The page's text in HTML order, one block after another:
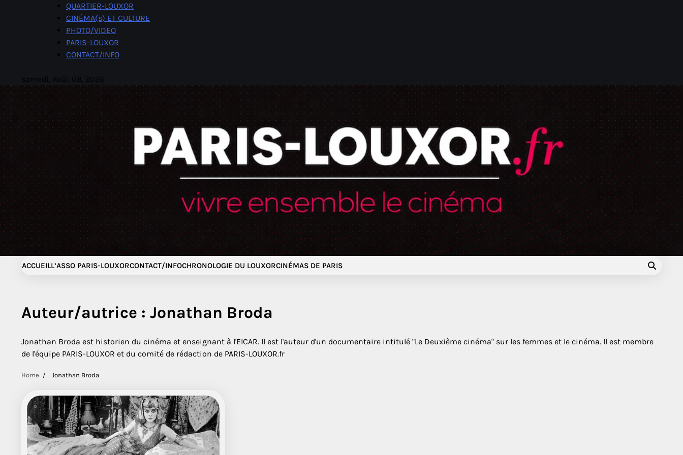
QUARTIER-LOUXOR
CINÉMA(s) ET CULTURE
PHOTO/VIDEO
PARIS-LOUXOR
CONTACT/INFO
samedi, Août 08, 2026
ACCUEILL’ASSO PARIS-LOUXORCONTACT/INFOCHRONOLOGIE DU LOUXORCINÉMAS DE PARIS
Auteur/autrice : Jonathan Broda
Jonathan Broda est historien du cinéma et enseignant à l'EICAR. Il est l'auteur d'un documentaire intitulé "Le Deuxième cinéma" sur les femmes et le cinéma. Il est membre
de l'équipe PARIS-LOUXOR et du comité de rédaction de PARIS-LOUXOR.fr
Home Jonathan Broda